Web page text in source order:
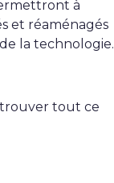
à
et réaménagés
la technologie.
trouver tout ce